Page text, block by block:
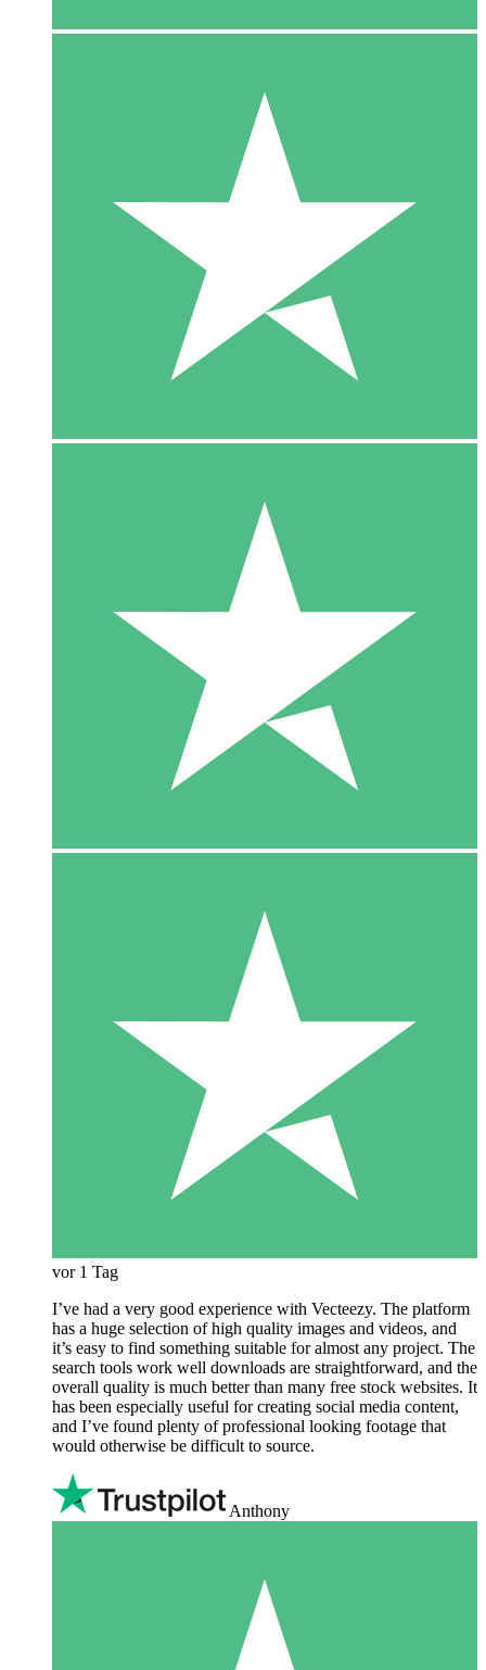
vor 1 Tag
I’ve had a very good experience with Vecteezy. The platform
has a huge selection of high quality images and videos, and
it’s easy to find something suitable for almost any project. The
search tools work well downloads are straightforward, and the
overall quality is much better than many free stock websites. It
has been especially useful for creating social media content,
and I’ve found plenty of professional looking footage that
would otherwise be difficult to source.
Anthony